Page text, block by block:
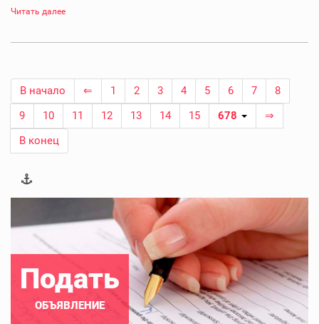
Читать далее
В начало ⇐ 1 2 3 4 5 6 7
8
9
10 11 12 13 14 15 678
⇒
В конец
Подать
ОБЪЯВЛЕНИЕ